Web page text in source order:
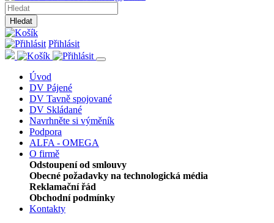
Hledat
Přihlásit
Úvod
DV Pájené
DV Tavně spojované
DV Skládané
Navrhněte si výměník
Podpora
ALFA - OMEGA
O firmě
Odstoupení od smlouvy
Obecné požadavky na technologická média
Reklamační řád
Obchodní podmínky
Kontakty